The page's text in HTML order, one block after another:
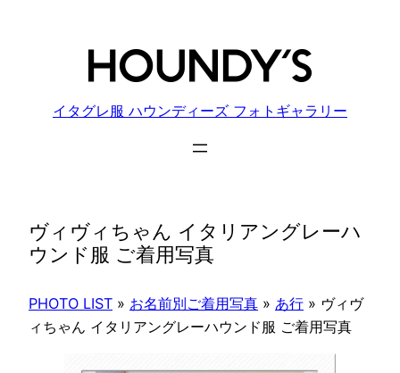
イタグレ服 ハウンディーズ フォトギャラリー
ヴィヴィちゃん イタリアングレーハ
ウンド服 ご着用写真
PHOTO LIST » お名前別ご着用写真 » あ行 » ヴィヴ
ィちゃん イタリアングレーハウンド服 ご着用写真